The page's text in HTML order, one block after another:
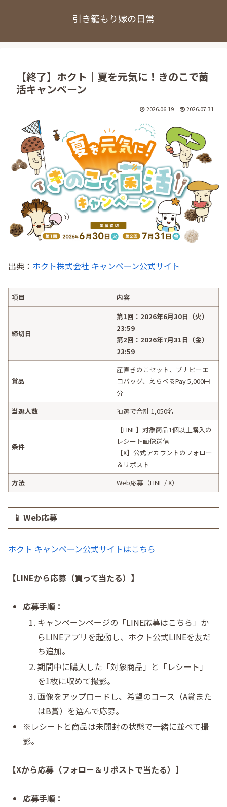
引き籠もり嫁の日常
【終了】ホクト｜夏を元気に！きのこで菌
活キャンペーン
2026.06.19 2026.07.31
出典： ホクト株式会社 キャンペーン公式サイト
項目 内容
締切日
第1回：2026年6月30日（火）
23:59
第2回：2026年7月31日（金）
23:59
賞品
産直きのこセット、ブナピーエ
コバッグ、えらべるPay 5,000円
分
当選人数
抽選で合計 1,050名
条件
【LINE】対象商品1個以上購入の
レシート画像送信
【X】公式アカウントのフォロー
＆リポスト
方法
Web応募（LINE / X）
📱 Web応募
ホクト キャンペーン公式サイトはこちら
【LINEから応募（買って当たる）】
応募手順：
キャンペーンページの「LINE応募はこちら」か
らLINEアプリを起動し、ホクト公式LINEを友だ
ち追加。
期間中に購入した「対象商品」と「レシート」
を1枚に収めて撮影。
画像をアップロードし、希望のコース（A賞また
はB賞）を選んで応募。
※レシートと商品は未開封の状態で一緒に並べて撮
影。
【Xから応募（フォロー＆リポストで当たる）】
応募手順：